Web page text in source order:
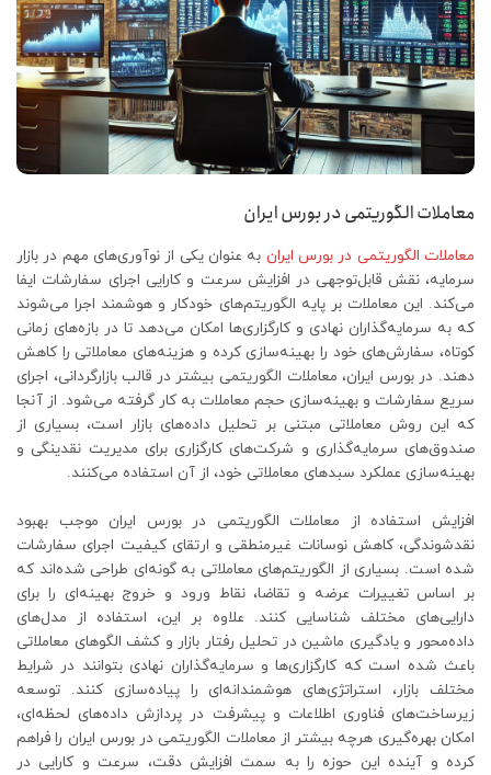
معاملات الگوریتمی در بورس ایران
معاملات الگوریتمی در بورس ایران به عنوان یکی از نوآوری‌های مهم در بازار
سرمایه، نقش قابل‌توجهی در افزایش سرعت و کارایی اجرای سفارشات ایفا
می‌کند. این معاملات بر پایه الگوریتم‌های خودکار و هوشمند اجرا می‌شوند
که به سرمایه‌گذاران نهادی و کارگزاری‌ها امکان می‌دهد تا در بازه‌های زمانی
کوتاه، سفارش‌های خود را بهینه‌سازی کرده و هزینه‌های معاملاتی را کاهش
دهند. در بورس ایران، معاملات الگوریتمی بیشتر در قالب بازارگردانی، اجرای
سریع سفارشات و بهینه‌سازی حجم معاملات به کار گرفته می‌شود. از آنجا
که این روش معاملاتی مبتنی بر تحلیل داده‌های بازار است، بسیاری از
صندوق‌های سرمایه‌گذاری و شرکت‌های کارگزاری برای مدیریت نقدینگی و
بهینه‌سازی عملکرد سبدهای معاملاتی خود، از آن استفاده می‌کنند.
افزایش استفاده از معاملات الگوریتمی در بورس ایران موجب بهبود
نقدشوندگی، کاهش نوسانات غیرمنطقی و ارتقای کیفیت اجرای سفارشات
شده است. بسیاری از الگوریتم‌های معاملاتی به گونه‌ای طراحی شده‌اند که
بر اساس تغییرات عرضه و تقاضا، نقاط ورود و خروج بهینه‌ای را برای
دارایی‌های مختلف شناسایی کنند. علاوه بر این، استفاده از مدل‌های
داده‌محور و یادگیری ماشین در تحلیل رفتار بازار و کشف الگوهای معاملاتی
باعث شده است که کارگزاری‌ها و سرمایه‌گذاران نهادی بتوانند در شرایط
مختلف بازار، استراتژی‌های هوشمندانه‌ای را پیاده‌سازی کنند. توسعه
زیرساخت‌های فناوری اطلاعات و پیشرفت در پردازش داده‌های لحظه‌ای،
امکان بهره‌گیری هرچه بیشتر از معاملات الگوریتمی در بورس ایران را فراهم
کرده و آینده این حوزه را به سمت افزایش دقت، سرعت و کارایی در